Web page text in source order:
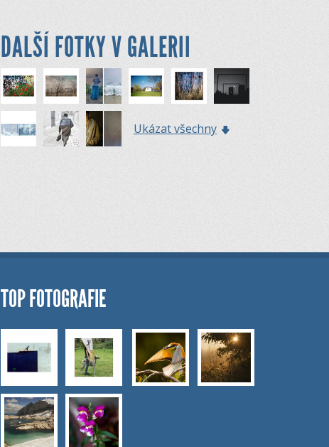
DALŠÍ FOTKY V GALERII
Ukázat všechny
TOP FOTOGRAFIE